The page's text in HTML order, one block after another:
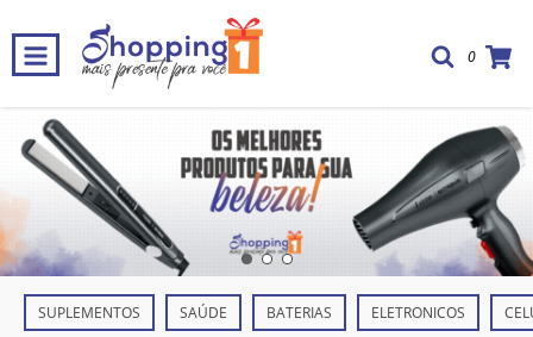
0
SUPLEMENTOS SAÚDE BATERIAS ELETRONICOS